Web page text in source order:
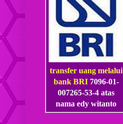
transfer uang melalui
bank BRI 7096-01-
007265-53-4 atas
nama edy witanto